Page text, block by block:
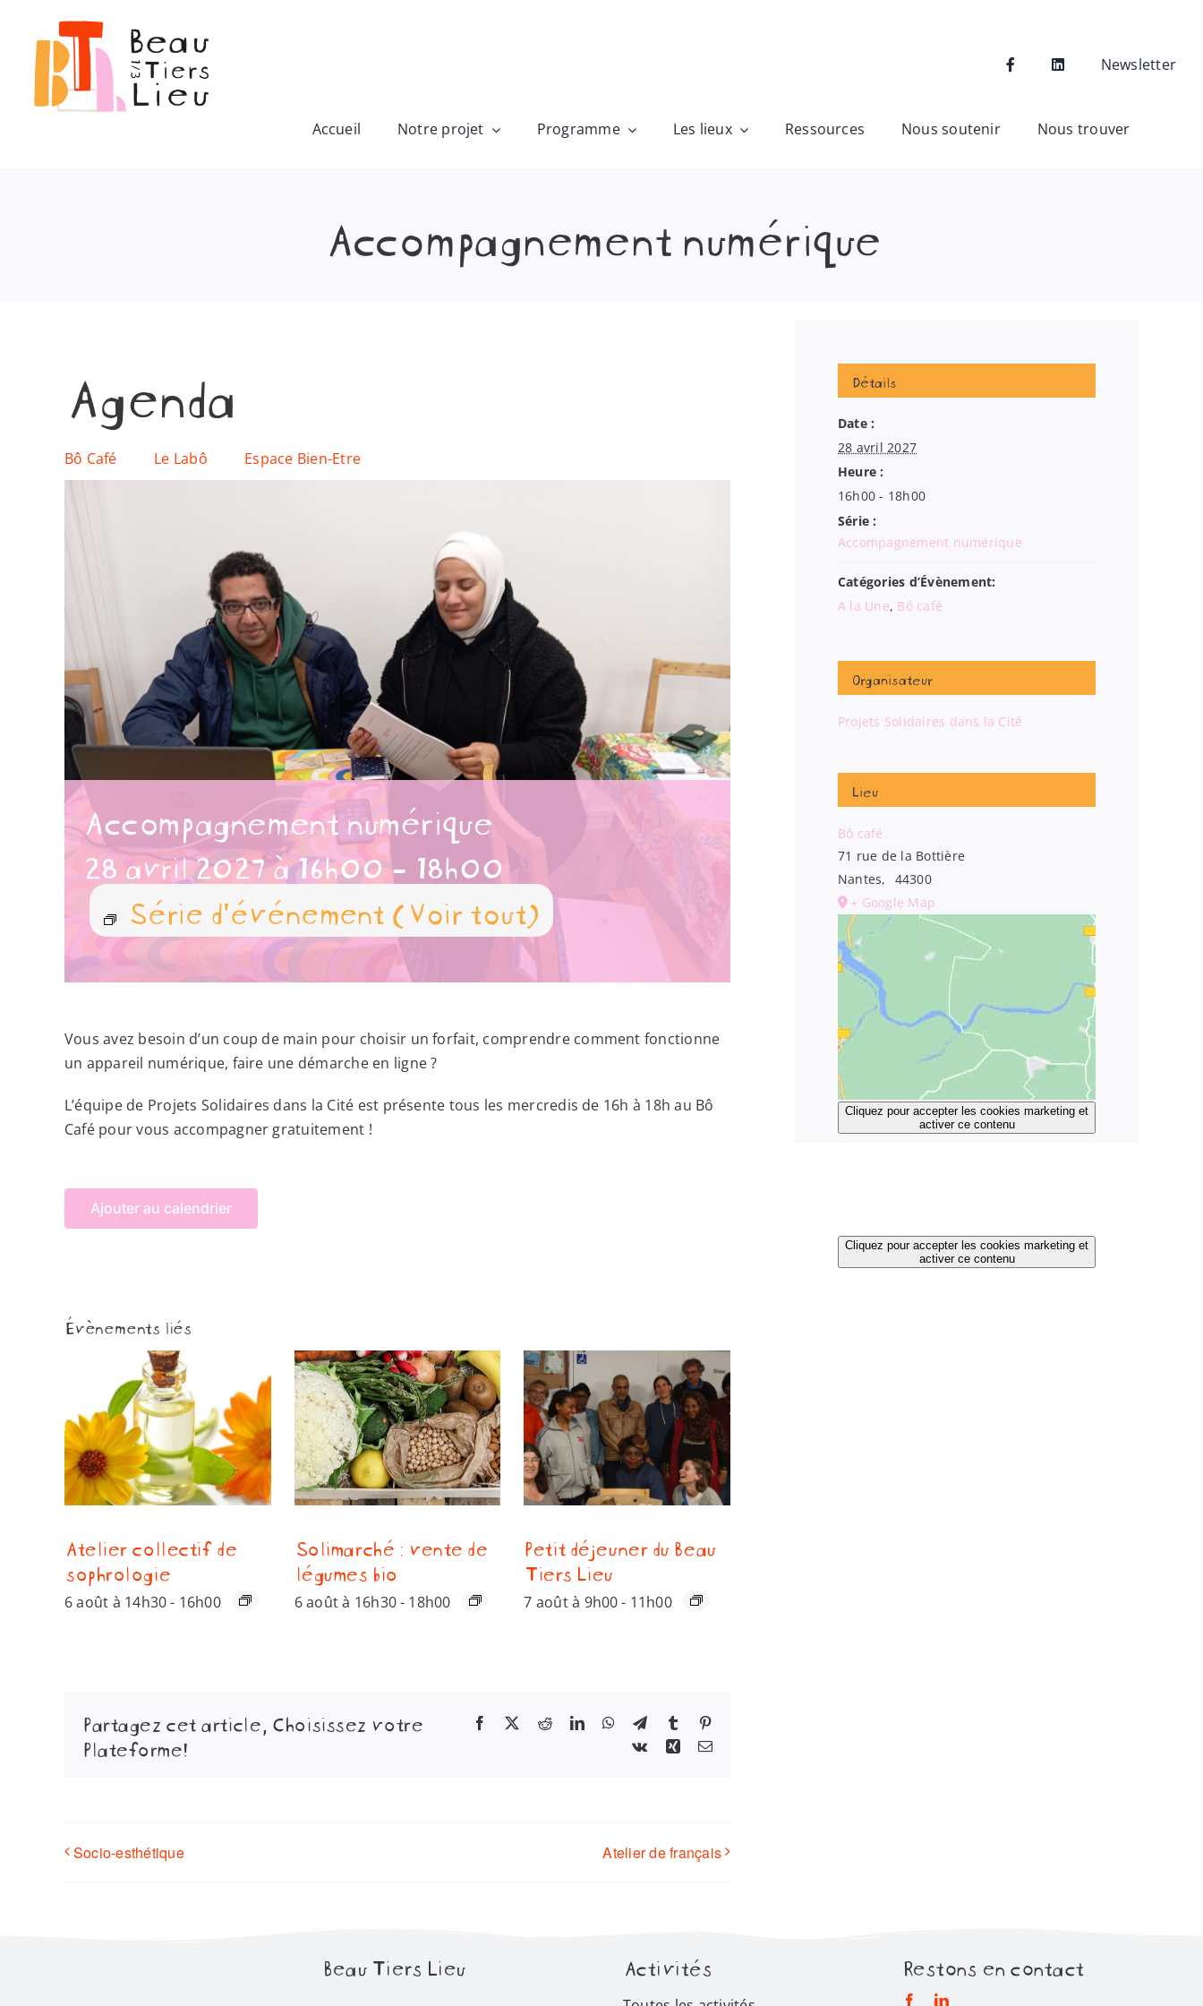
contenu
Newsletter
Accueil Notre projet Programme Les lieux Ressources Nous soutenir Nous trouver
Accompagnement numérique
Agenda
Bô Café Le Labô Espace Bien-Etre
Accompagnement numérique
28 avril 2027 à 16h00- 18h00
Série d'événement(Voir tout)
Vous avez besoin d’un coup de main pour choisir un forfait, comprendre comment fonctionne
un appareil numérique, faire une démarche en ligne ?
L’équipe de Projets Solidaires dans la Cité est présente tous les mercredis de 16h à 18h au Bô
Café pour vous accompagner gratuitement !
Ajouter au calendrier
Évènements liés
Atelier collectif de
sophrologie
6 août à 14h30- 16h00
Solimarché : vente de
légumes bio
6 août à 16h30- 18h00
Petit déjeuner du Beau
Tiers Lieu
7 août à 9h00 - 11h00
Partagez cet article, Choisissez votre
Plateforme!
Facebook RedditLinkedInWhatsApp
TelegramTumblr
Vk
Xing Email
Socio-esthétique Atelier de français
Détails
Date :
28 avril 2027
Heure :
16h00 - 18h00
Série :
Accompagnement numérique
Catégories d’Évènement:
A la Une, Bô café
Organisateur
Projets Solidaires dans la Cité
Lieu
Bô café
71 rue de la Bottière
Nantes,
44300
+ Google Map
Cliquez pour accepter les cookies marketing et
activer ce contenu
Cliquez pour accepter les cookies marketing et
activer ce contenu
Beau Tiers Lieu Activités Restons en contact